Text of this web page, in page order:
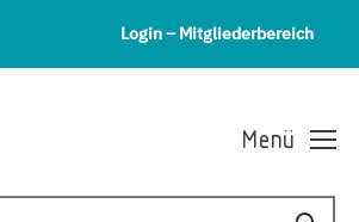
Login – Mitgliederbereich
Menü